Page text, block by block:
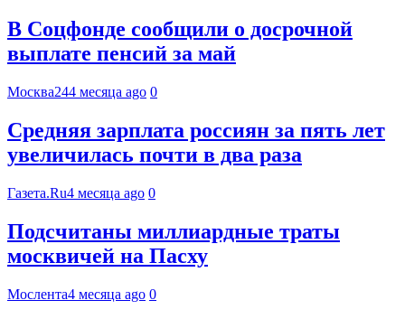
В Соцфонде сообщили о досрочной
выплате пенсий за май
Москва244 месяца ago 0
Средняя зарплата россиян за пять лет
увеличилась почти в два раза
Газета.Ru4 месяца ago 0
Подсчитаны миллиардные траты
москвичей на Пасху
Мослента4 месяца ago 0